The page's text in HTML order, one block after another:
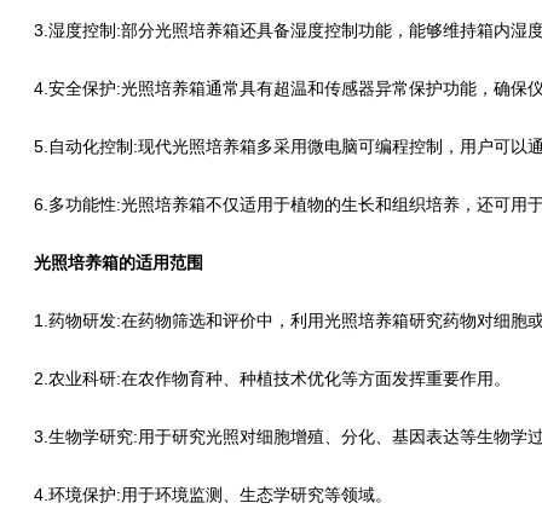
3.湿度控制:部分光照培养箱还具备湿度控制功能，能够维持箱内湿
4.安全保护:光照培养箱通常具有超温和传感器异常保护功能，确保
5.自动化控制:现代光照培养箱多采用微电脑可编程控制，用户可以
6.多功能性:光照培养箱不仅适用于植物的生长和组织培养，还可用
光照培养箱的适用范围
1.药物研发:在药物筛选和评价中，利用光照培养箱研究药物对细胞
2.农业科研:在农作物育种、种植技术优化等方面发挥重要作用。
3.生物学研究:用于研究光照对细胞增殖、分化、基因表达等生物学
4.环境保护:用于环境监测、生态学研究等领域。